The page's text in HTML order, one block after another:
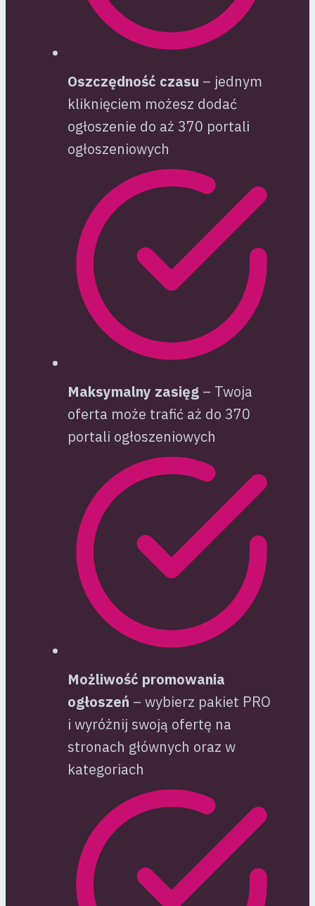
Oszczędność czasu – jednym
kliknięciem możesz dodać
ogłoszenie do aż 370 portali
ogłoszeniowych
Maksymalny zasięg – Twoja
oferta może trafić aż do 370
portali ogłoszeniowych
Możliwość promowania
ogłoszeń – wybierz pakiet PRO
i wyróżnij swoją ofertę na
stronach głównych oraz w
kategoriach